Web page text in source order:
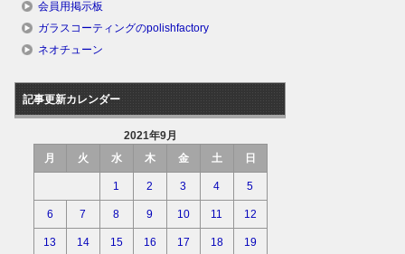
会員用掲示板
ガラスコーティングのpolishfactory
ネオチューン
記事更新カレンダー
2021年9月
月
火 水 木 金 土 日
1 2 3 4 5
6 7 8 9 10 11 12
13 14 15 16 17 18 19